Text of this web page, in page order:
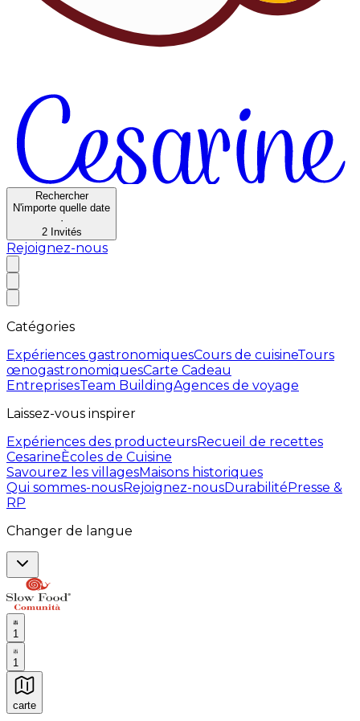
Rechercher
N'importe quelle date
·
2 Invités
Rejoignez-nous
Catégories
Expériences gastronomiquesCours de cuisineTours
œnogastronomiquesCarte Cadeau
EntreprisesTeam BuildingAgences de voyage
Laissez-vous inspirer
Expériences des producteursRecueil de recettes
CesarineÈcoles de Cuisine
Savourez les villagesMaisons historiques
Qui sommes-nousRejoignez-nousDurabilitéPresse &
RP
Changer de langue
1
1
carte